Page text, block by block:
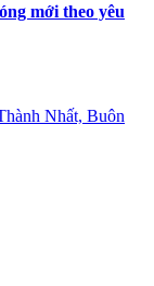
mới theo yêu
Nhất, Buôn